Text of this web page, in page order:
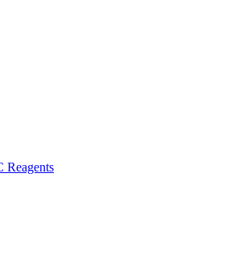
Reagents